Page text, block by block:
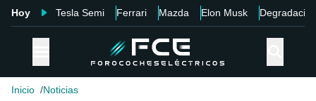
Hoy Tesla Semi Ferrari Mazda Elon Musk Degradación
Inicio Noticias